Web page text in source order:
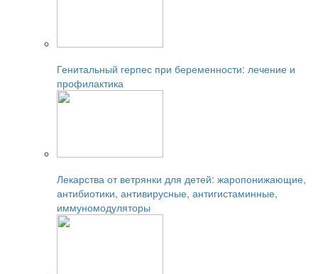
Генитальный герпес при беременности: лечение и
профилактика
Лекарства от ветрянки для детей: жаропонижающие,
антибиотики, антивирусные, антигистаминные,
иммуномодуляторы